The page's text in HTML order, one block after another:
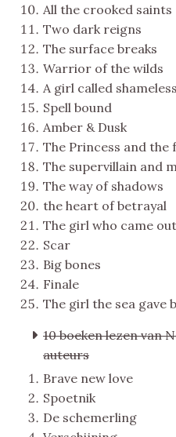
All the crooked saints
Two dark reigns
The surface breaks
Warrior of the wilds
A girl called shameless
Spell bound
Amber & Dusk
The Princess and the
The supervillain and
The way of shadows
the heart of betrayal
The girl who came
Scar
Big bones
Finale
The girl the sea gave
10 boeken lezen van
auteurs
Brave new love
Spoetnik
De schemerling